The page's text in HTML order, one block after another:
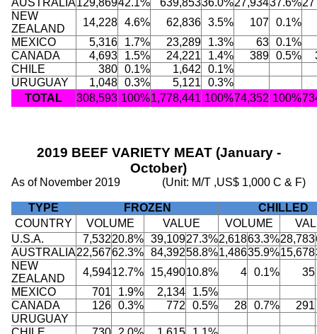
AUSTRALIA129,86942.1% 639,85336.0%27,93437.6%
NEW
ZEALAND
14,228 4.6% 62,836 3.5% 107 0.1%
MEXICO
5,316 1.7% 23,289 1.3% 63 0.1%
CANADA
4,693 1.5% 24,221 1.4% 389 0.5%
CHILE
380 0.1% 1,642
0.1%
URUGUAY
1,048 0.3% 5,121
0.3%
TOTAL
308,593 100%1,778,441 100%74,352 100%
2019 BEEF VARIETY MEAT (January -
October)
As of November 2019 (Unit: M/T ,US$ 1,000 C & F)
TYPE FROZEN
CHILLED
COUNTRY
VOLUME VALUE VOLUME
U.S.A.
7,53220.8% 39,10927.3%2,61863.3%28,783
AUSTRALIA22,56762.3% 84,39258.8%1,48635.9%15,678
NEW
ZEALAND
4,59412.7% 15,49010.8% 4 0.1%
35
MEXICO
701 1.9% 2,134
1.5%
CANADA
126 0.3% 772 0.5% 28 0.7%
291
URUGUAY